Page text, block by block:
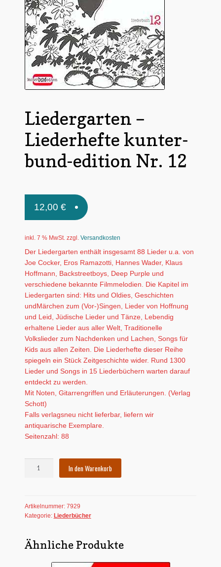
*Postkarten
Schnäppchen
Dies + Das
Regional
Individuelle Motive
Liedergarten –
Liederhefte kunter-
bund-edition Nr. 12
12,00 €
inkl. 7 % MwSt. zzgl. Versandkosten
Der Liedergarten enthält insgesamt 88 Lieder u.a. von
Joe Cocker, Eros Ramazotti, Hannes Wader, Klaus
Hoffmann, Backstreetboys, Deep Purple und
verschiedene bekannte Filmmelodien. Die Kapitel im
Liedergarten sind: Hits und Oldies, Geschichten
undMärchen zum (Vor-)Singen, Lieder von Hoffnung
und Leid, Jüdische Lieder und Tänze, Lebendig
erhaltene Lieder aus aller Welt, Traditionelle
Volkslieder zum Nachdenken und Lachen, Songs für
Kids aus allen Zeiten. Die Liederhefte dieser Reihe
spiegeln ein Stück Zeitgeschichte wider. Rund 1300
Lieder und Songs in 15 Liederbüchern warten darauf
entdeckt zu werden.
Mit Noten, Gitarrengriffen und Erläuterungen. (Verlag
Schott)
Falls verlagsneu nicht lieferbar, liefern wir
antiquarische Exemplare.
Seitenzahl: 88
bund-
edition
12
Menge
In den Warenkorb
Artikelnummer: 7929
Kategorie: Liederbücher
Ähnliche Produkte